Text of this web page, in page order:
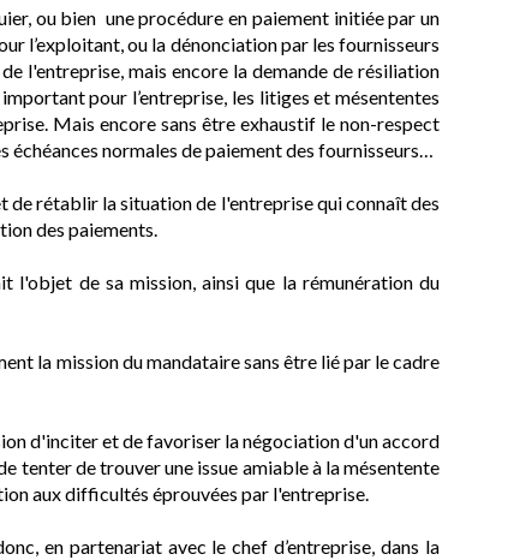
ou bien une procédure en paiement initiée par un
l’exploitant, ou la dénonciation par les fournisseurs
l'entreprise, mais encore la demande de résiliation
pour l’entreprise, les litiges et mésententes
Mais encore sans être exhaustif le non-respect
échéances normales de paiement des fournisseurs…
rétablir la situation de l'entreprise qui connaît des
des paiements.
l'objet de sa mission, ainsi que la rémunération du
la mission du mandataire sans être lié par le cadre
d'inciter et de favoriser la négociation d'un accord
tenter de trouver une issue amiable à la mésentente
aux difficultés éprouvées par l'entreprise.
en partenariat avec le chef d’entreprise, dans la